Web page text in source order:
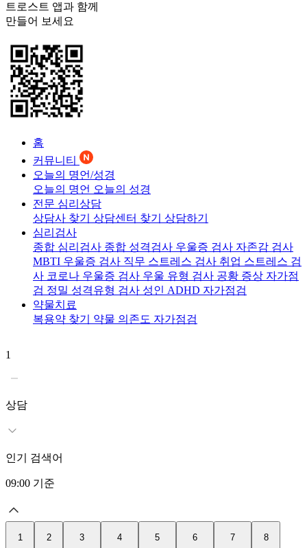
트로스트 앱과 함께
만들어 보세요
홈
커뮤니티
오늘의 명언/성경
오늘의 명언 오늘의 성경
전문 심리상담
상담사 찾기 상담센터 찾기 상담하기
심리검사
종합 심리검사 종합 성격검사 우울증 검사 자존감 검사
MBTI 우울증 검사 직무 스트레스 검사 취업 스트레스 검
사 코로나 우울증 검사 우울 유형 검사 공황 증상 자가점
검 정밀 성격유형 검사 성인 ADHD 자가점검
약물치료
복용약 찾기 약물 의존도 자가점검
1
상담
인기 검색어
09:00 기준
1 2 3 4 5 6 7 8